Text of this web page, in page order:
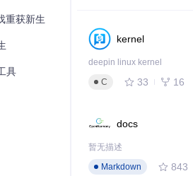
动态调整
重获新生
具
kernel
deepin linux kernel
C
33 16
docs
暂无描述
Markdown
843